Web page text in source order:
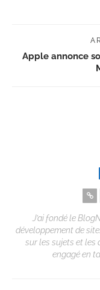
Apple annonce
J’ai fondé le
développement de
sur les sujets et les
engagé en